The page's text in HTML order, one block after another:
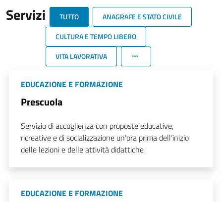
Servizi TUTTO
ANAGRAFE E STATO CIVILE
CULTURA E TEMPO LIBERO
VITA LAVORATIVA
EDUCAZIONE E FORMAZIONE
Prescuola
Servizio di accoglienza con proposte educative,
ricreative e di socializzazione un’ora prima dell’inizio
delle lezioni e delle attività didattiche
EDUCAZIONE E FORMAZIONE